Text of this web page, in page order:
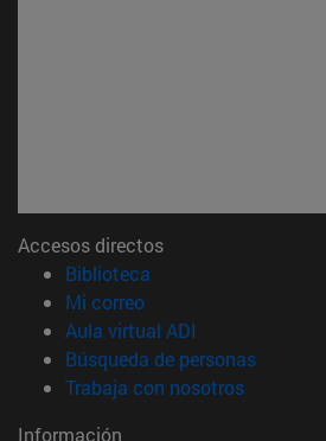
Accesos directos
Biblioteca
Mi correo(abre en nueva
Aula virtual ADI
Búsqueda de personas(abre
Trabaja con nosotros(abre en
Información